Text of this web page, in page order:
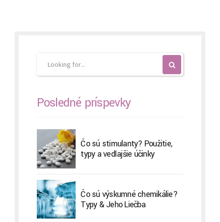
Posledné príspevky
Čo sú stimulanty? Použitie,
typy a vedľajšie účinky
Čo sú výskumné chemikálie?
Typy & Jeho Liečba